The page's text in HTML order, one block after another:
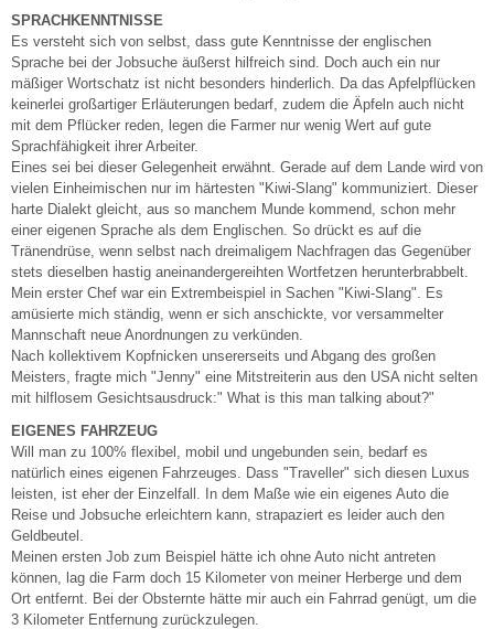
SPRACHKENNTNISSE
Es versteht sich von selbst, dass gute Kenntnisse der englischen
Sprache bei der Jobsuche äußerst hilfreich sind. Doch auch ein nur
mäßiger Wortschatz ist nicht besonders hinderlich. Da das Apfelpflücken
keinerlei großartiger Erläuterungen bedarf, zudem die Äpfeln auch nicht
mit dem Pflücker reden, legen die Farmer nur wenig Wert auf gute
Sprachfähigkeit ihrer Arbeiter.
Eines sei bei dieser Gelegenheit erwähnt. Gerade auf dem Lande wird von
vielen Einheimischen nur im härtesten "Kiwi-Slang" kommuniziert. Dieser
harte Dialekt gleicht, aus so manchem Munde kommend, schon mehr
einer eigenen Sprache als dem Englischen. So drückt es auf die
Tränendrüse, wenn selbst nach dreimaligem Nachfragen das Gegenüber
stets dieselben hastig aneinandergereihten Wortfetzen herunterbrabbelt.
Mein erster Chef war ein Extrembeispiel in Sachen "Kiwi-Slang". Es
amüsierte mich ständig, wenn er sich anschickte, vor versammelter
Mannschaft neue Anordnungen zu verkünden.
Nach kollektivem Kopfnicken unsererseits und Abgang des großen
Meisters, fragte mich "Jenny" eine Mitstreiterin aus den USA nicht selten
mit hilflosem Gesichtsausdruck:" What is this man talking about?"
EIGENES FAHRZEUG
Will man zu 100% flexibel, mobil und ungebunden sein, bedarf es
natürlich eines eigenen Fahrzeuges. Dass "Traveller" sich diesen Luxus
leisten, ist eher der Einzelfall. In dem Maße wie ein eigenes Auto die
Reise und Jobsuche erleichtern kann, strapaziert es leider auch den
Geldbeutel.
Meinen ersten Job zum Beispiel hätte ich ohne Auto nicht antreten
können, lag die Farm doch 15 Kilometer von meiner Herberge und dem
Ort entfernt. Bei der Obsternte hätte mir auch ein Fahrrad genügt, um die
3 Kilometer Entfernung zurückzulegen.